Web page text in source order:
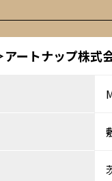
アートナップ株式